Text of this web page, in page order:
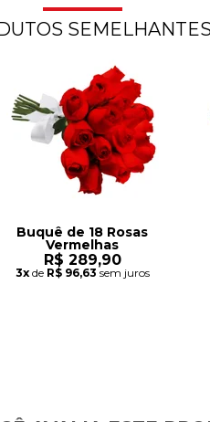
SEMELHANTES
Buquê de 18 Rosas
Vermelhas
R$ 289,90
3xde R$ 96,63 sem juros